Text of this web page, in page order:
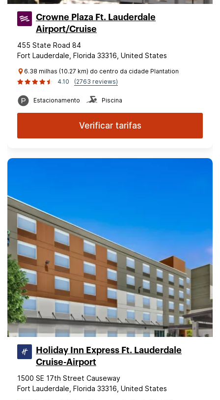
Crowne Plaza Ft. Lauderdale
Airport/Cruise
455 State Road 84
Fort Lauderdale, Florida 33316, United States
6.38 milhas (10.27 km) do centro da cidade Plantation
4.10
(2763 reviews)
Estacionamento Piscina
Verificar tarifas
Holiday Inn Express Ft. Lauderdale
Cruise-Airport
1500 SE 17th Street Causeway
Fort Lauderdale, Florida 33316, United States